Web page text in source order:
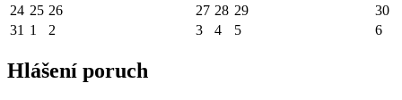
24 25 26 27 28 29
30
31 1 2 3 4 5 6
Hlášení poruch